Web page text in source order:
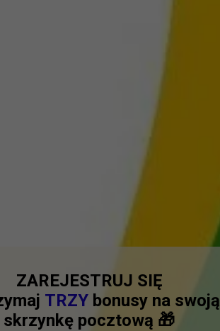
ZAREJESTRUJ SIĘ
TRZYbonusy na swoją
skrzynkę pocztową 🎁